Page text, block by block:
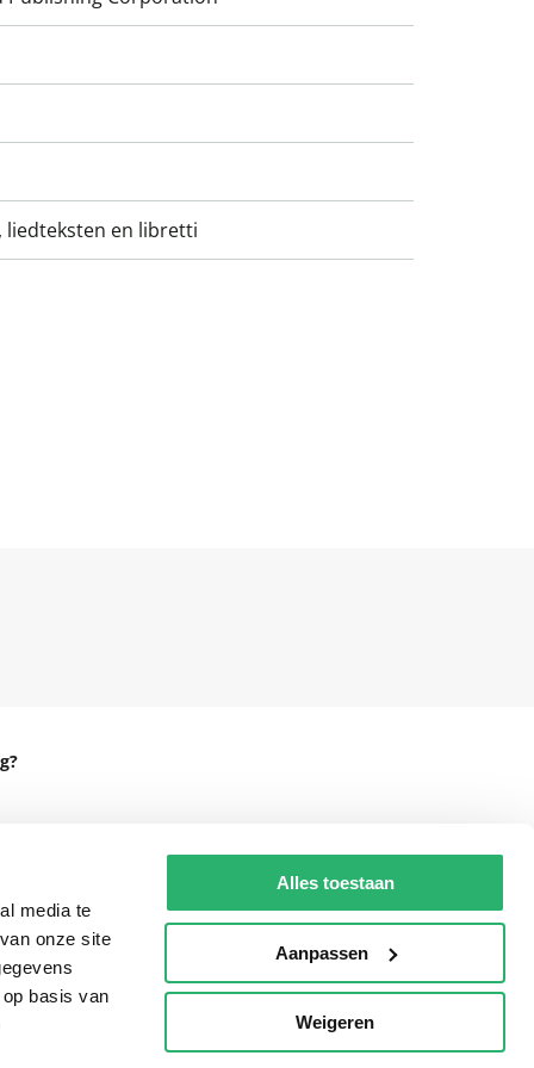
media te
onze site
basis van
Alles toestaan
Aanpassen
Weigeren
liedteksten en libretti